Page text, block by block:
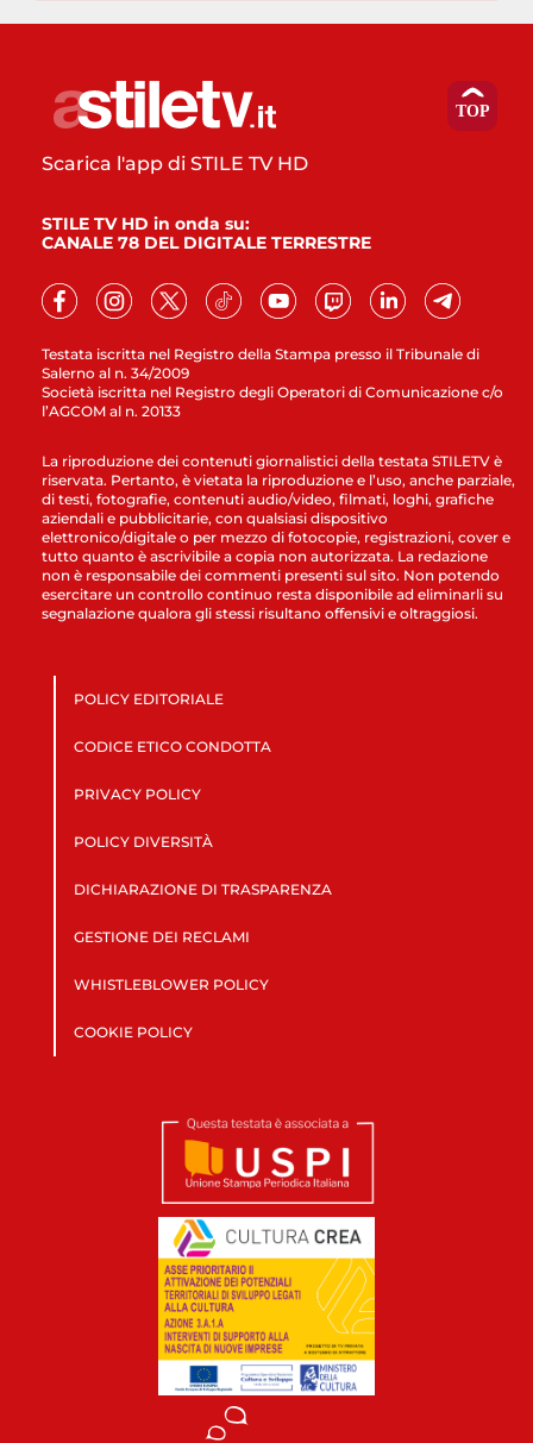
Testata iscritta nel Registro della Stampa presso il Tribunale di
Salerno al n. 34/2009
Società iscritta nel Registro degli Operatori di Comunicazione c/o
l’AGCOM al n. 20133
Scarica l'app di STILE TV HD
STILE TV HD in onda su:
CANALE 78 DEL DIGITALE TERRESTRE
La riproduzione dei contenuti giornalistici della testata STILETV è
riservata. Pertanto, è vietata la riproduzione e l’uso, anche parziale,
di testi, fotografie, contenuti audio/video, filmati, loghi, grafiche
aziendali e pubblicitarie, con qualsiasi dispositivo
elettronico/digitale o per mezzo di fotocopie, registrazioni, cover e
tutto quanto è ascrivibile a copia non autorizzata. La redazione
non è responsabile dei commenti presenti sul sito. Non potendo
esercitare un controllo continuo resta disponibile ad eliminarli su
segnalazione qualora gli stessi risultano offensivi e oltraggiosi.
POLICY EDITORIALE
CODICE ETICO CONDOTTA
PRIVACY POLICY
POLICY DIVERSITÀ
DICHIARAZIONE DI TRASPARENZA
GESTIONE DEI RECLAMI
WHISTLEBLOWER POLICY
COOKIE POLICY